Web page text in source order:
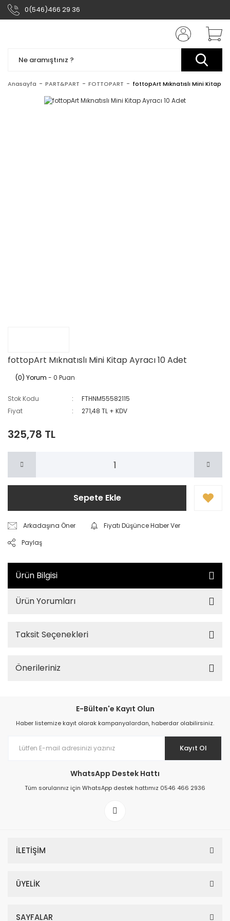
0(546)466 29 36
Anasayfa PART&PART FOTTOPART fottopArt Mıknatıslı Mini Kitap
fottopArt Mıknatıslı Mini Kitap Ayracı 10 Adet
(0) Yorum - 0 Puan
Stok Kodu
FTHNM55582115
Fiyat
271,48 TL + KDV
325,78 TL
Sepete Ekle
Arkadaşına Öner
Fiyatı Düşünce Haber Ver
Paylaş
Ürün Bilgisi
Ürün Yorumları
Taksit Seçenekleri
Önerileriniz
E-Bülten'e Kayıt Olun
Haber listemize kayıt olarak kampanyalardan, haberdar olabilirsiniz.
Kayıt Ol
WhatsApp Destek Hattı
Tüm sorularınız için WhatsApp destek hattımız 0546 466 2936
İLETİŞİM
ÜYELİK
SAYFALAR